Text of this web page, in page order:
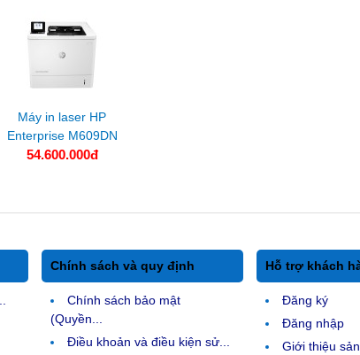
Máy in laser HP
Enterprise M609DN
54.600.000đ
Chính sách và quy định
Chính sách bảo mật
(Quyền...
Điều khoản và điều kiện sử...
Hỗ trợ khách
Đăng ký
Đăng nhập
Giới thiệu